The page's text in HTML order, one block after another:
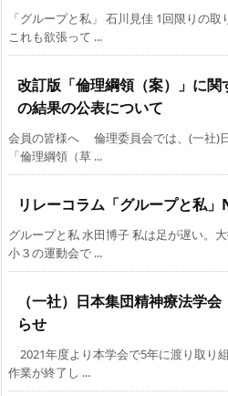
「グループと私」 石川見佳 1回限りの
これも欲張って ...
改訂版「倫理綱領（案）」に関
の結果の公表について
会員の皆様へ 倫理委員会では、(一社)
「倫理綱領（草 ...
リレーコラム「グループと私
グループと私 水田博子 私は足が遅い。
小３の運動会で ...
（一社）日本集団精神療法学
らせ
2021年度より本学会で5年に渡り取り
作業が終了し ...